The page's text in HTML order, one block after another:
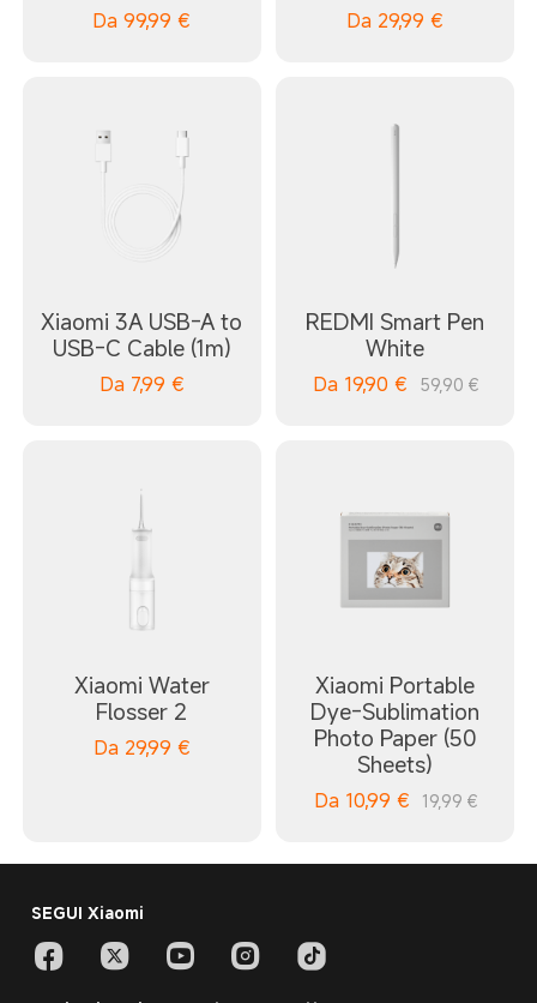
Da 99,99 € Da 29,99 €
Xiaomi 3A USB-A to
USB-C Cable (1m)
Da 7,99 €
REDMI Smart Pen
White
Da 19,90 € 59,90 €
Xiaomi Water
Flosser 2
Da 29,99 €
Xiaomi Portable
Dye-Sublimation
Photo Paper (50
Sheets)
Da 10,99 € 19,99 €
SEGUI Xiaomi